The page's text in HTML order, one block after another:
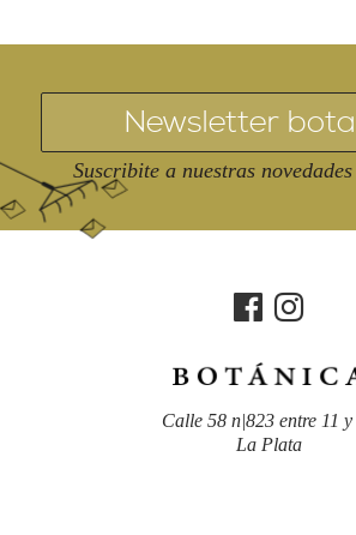
Suscribite a nuestras
Calle 58 n|823 entre 11 y
La Plata